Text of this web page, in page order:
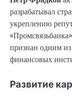
разрабатывал
укреплению
признан одним
финансовых
Развитие